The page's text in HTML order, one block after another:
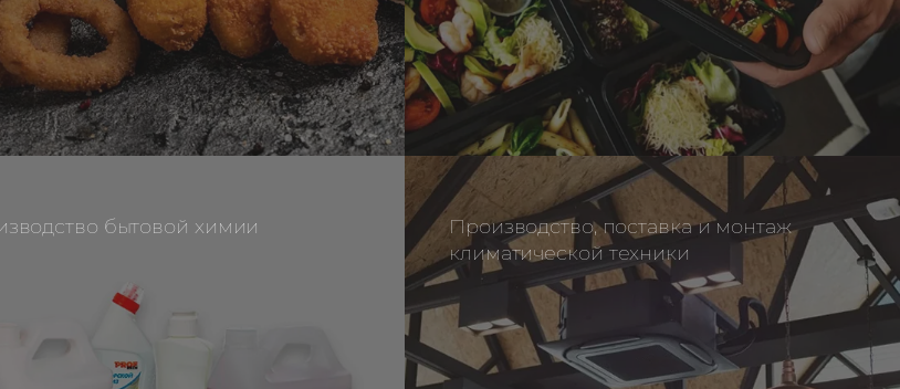
бытовой химии
Производство, поставка и монтаж
климатической техники